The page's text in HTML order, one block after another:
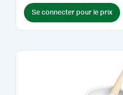
Se connecter pour le prix